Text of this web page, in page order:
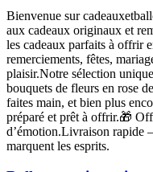
Bienvenue sur
aux cadeaux originaux et
les cadeaux parfaits à offrir
remerciements, fêtes,
plaisir.Notre sélection
bouquets de fleurs en rose
faites main, et bien plus
préparé et prêt à offrir.🎁
d’émotion.Livraison rapide
marquent les esprits.